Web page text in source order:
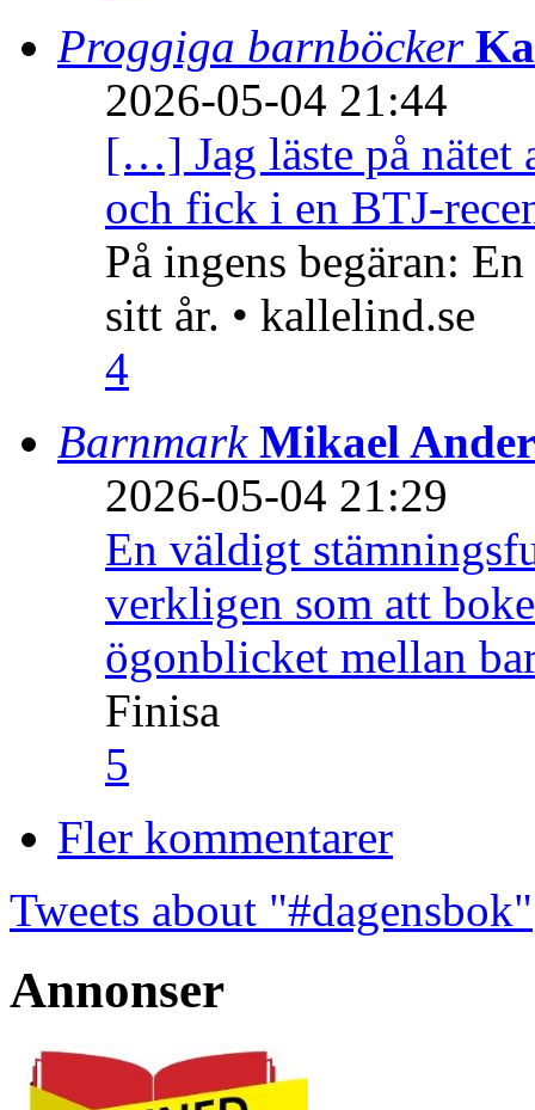
Proggiga barnböcker
2026-05-04 21:44
[…] Jag läste på nätet
och fick i en BTJ-
På ingens begäran:
sitt år. • kallelind.se
4
Barnmark Mikael
2026-05-04 21:29
En väldigt
verkligen som att
ögonblicket mellan
Finisa
5
Fler kommentarer
Tweets about "#dagensbok"
Annonser